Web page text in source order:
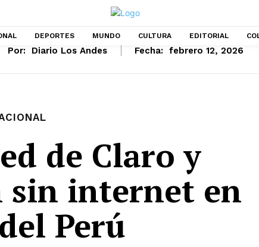
DEPORTES MUNDO CULTURA EDITORIAL
Por: Diario Los Andes Fecha: febrero 12, 2026
de Claro y
sin internet en
Perú